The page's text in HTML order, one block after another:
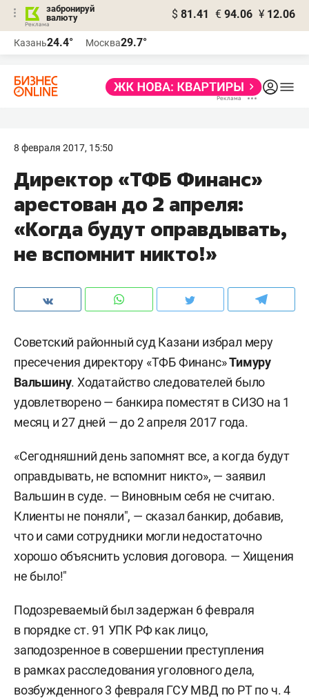
забронируй
валюту
$ 81.41 € 94.06 ¥ 12.06
Казань24.4° Москва29.7°
8 февраля 2017, 15:50
Директор «ТФБ Финанс»
арестован до 2 апреля:
«Когда будут оправдывать,
не вспомнит никто!»
Советский районный суд Казани избрал меру
пресечения директору «ТФБ Финанс»Тимуру
Вальшину. Ходатайство следователей было
удовлетворено — банкира поместят в СИЗО на 1
месяц и 27 дней — до 2 апреля 2017 года.
«Сегодняшний день запомнят все, а когда будут
оправдывать, не вспомнит никто», — заявил
Вальшин в суде. — Виновным себя не считаю.
Клиенты не поняли", — сказал банкир, добавив,
что и сами сотрудники могли недостаточно
хорошо объяснить условия договора. — Хищения
не было!"
Подозреваемый был задержан 6 февраля
в порядке ст. 91 УПК РФ как лицо,
заподозренное в совершении преступления
в рамках расследования уголовного дела,
возбужденного 3 февраля ГСУ МВД по РТ по ч. 4